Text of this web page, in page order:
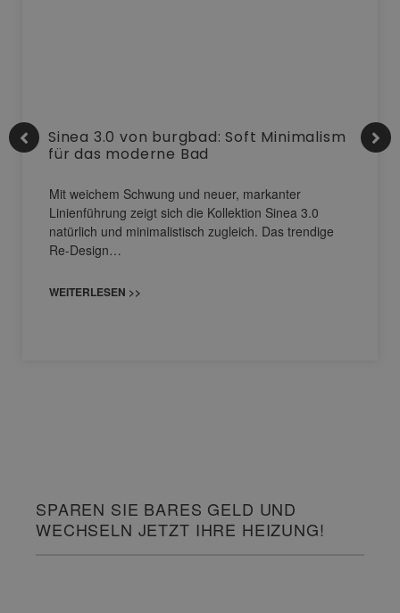
Sinea 3.0 von burgbad: Soft Minimalism
für das moderne Bad
Mit weichem Schwung und neuer, markanter
Linienführung zeigt sich die Kollektion Sinea 3.0
natürlich und minimalistisch zugleich. Das trendige
Re-Design…
WEITERLESEN >>
SPAREN SIE BARES GELD UND
WECHSELN JETZT IHRE HEIZUNG!